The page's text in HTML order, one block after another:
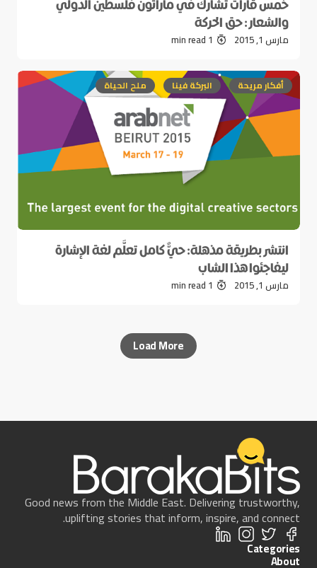
خمس قارات تُشارك في ماراثون فلسطين الدولي
والشعار : حق الحركة
مارس 1, 2015 1 min read
أفكار مريحة البركة فينا ملح الحياة
انتشر بطريقة مذهلة: حيٌّ كامل تعلَّم لغة الإشارة
ليفاجئوا هذا الشاب
مارس 1, 2015 1 min read
Load More
Good news from the Middle East. Delivering trustworthy,
uplifting stories that inform, inspire, and connect.
Categories
About